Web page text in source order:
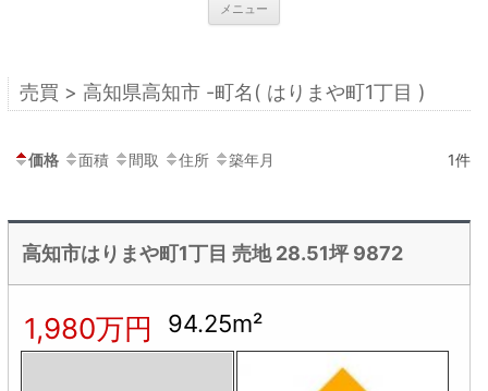
メニュー
売買 > 高知県高知市 -町名( はりまや町1丁目 )
価格 面積 間取 住所 築年月 1件
高知市はりまや町1丁目 売地 28.51坪 9872
1,980万円 94.25m²